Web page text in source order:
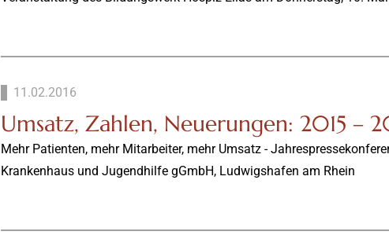
11.02.2016
Umsatz, Zahlen, Neuerungen: 2015 –
Mehr Patienten, mehr Mitarbeiter, mehr Umsatz -
Krankenhaus und Jugendhilfe gGmbH, Ludwigshafen am Rhein